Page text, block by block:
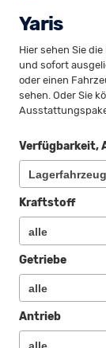
Yaris
Hier sehen Sie
und sofort
oder einen
sehen. Oder Sie
Verfügbarkeit,
Kraftstoff
Getriebe
Antrieb